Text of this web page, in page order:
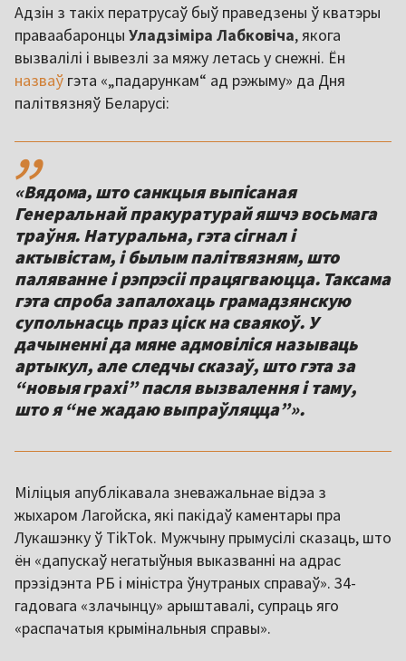
Адзін з такіх ператрусаў быў праведзены ў кватэры
праваабаронцы Уладзіміра Лабковіча, якога
вызвалілі і вывезлі за мяжу летась у снежні. Ён
назваў гэта «„падарункам“ ад рэжыму» да Дня
палітвязняў Беларусі:
,,
«Вядома, што санкцыя выпісаная
Генеральнай пракуратурай яшчэ восьмага
траўня. Натуральна, гэта сігнал і
актывістам, і былым палітвязням, што
паляванне і рэпрэсіі працягваюцца. Таксама
гэта спроба запалохаць грамадзянскую
супольнасць праз ціск на сваякоў. У
дачыненні да мяне адмовіліся называць
артыкул, але следчы сказаў, што гэта за
“новыя грахі” пасля вызвалення і таму,
што я “не жадаю выпраўляцца”».
Міліцыя апублікавала зневажальнае відэа з
жыхаром Лагойска, які пакідаў каментары пра
Лукашэнку ў TikTok. Мужчыну прымусілі сказаць, што
ён «дапускаў негатыўныя выказванні на адрас
прэзідэнта РБ і міністра ўнутраных справаў». 34-
гадовага «злачынцу» арыштавалі, супраць яго
«распачатыя крымінальныя справы».